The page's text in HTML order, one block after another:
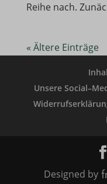
Reihe nach.
« Ältere Einträge
Unsere
Designed by